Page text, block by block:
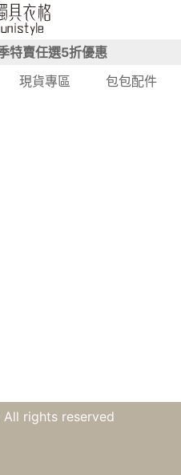
特賣任選5折優惠
現貨專區 包包配件
rights reserved